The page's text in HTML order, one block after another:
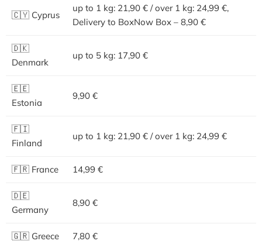
🇨🇾 Cyprus
up to 1 kg: 21,90 € / over 1 kg: 24,99 €,
Delivery to BoxNow Box – 8,90 €
🇩🇰
Denmark
up to 5 kg: 17,90 €
🇪🇪
Estonia
9,90 €
🇫🇮
Finland
up to 1 kg: 21,90 € / over 1 kg: 24,99 €
🇫🇷 France 14,99 €
🇩🇪
Germany
8,90 €
🇬🇷 Greece 7,80 €